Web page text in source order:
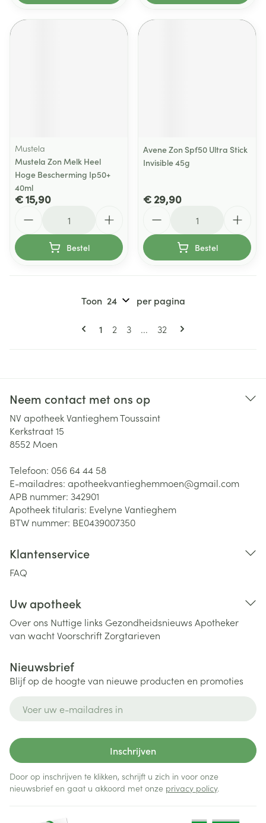
Mustela
Mustela Zon Melk Heel
Hoge Bescherming Ip50+
40ml
€ 15,90
Bestel
Avene Zon Spf50 Ultra Stick
Invisible 45g
€ 29,90
Bestel
Pagina's
U lees momenteel pagina
1 Pagina
2 Pagina
3 ... Pagina
32
Toon per pagina
Neem contact met ons op
NV apotheek Vantieghem Toussaint
Kerkstraat 15
8552 Moen
Telefoon: 056 64 44 58
E-mailadres: apotheekvantieghemmoen@gmail.com
APB nummer: 342901
Apotheek titularis: Evelyne Vantieghem
BTW nummer: BE0439007350
Klantenservice
FAQ
Uw apotheek
Over ons Nuttige links Gezondheidsnieuws Apotheker
van wachtVoorschriftZorgtarieven
Nieuwsbrief
Blijf op de hoogte van nieuwe producten en promoties
Inschrijven
Door op inschrijven te klikken, schrijft u zich in voor onze
nieuwsbrief en gaat u akkoord met onze privacy policy.